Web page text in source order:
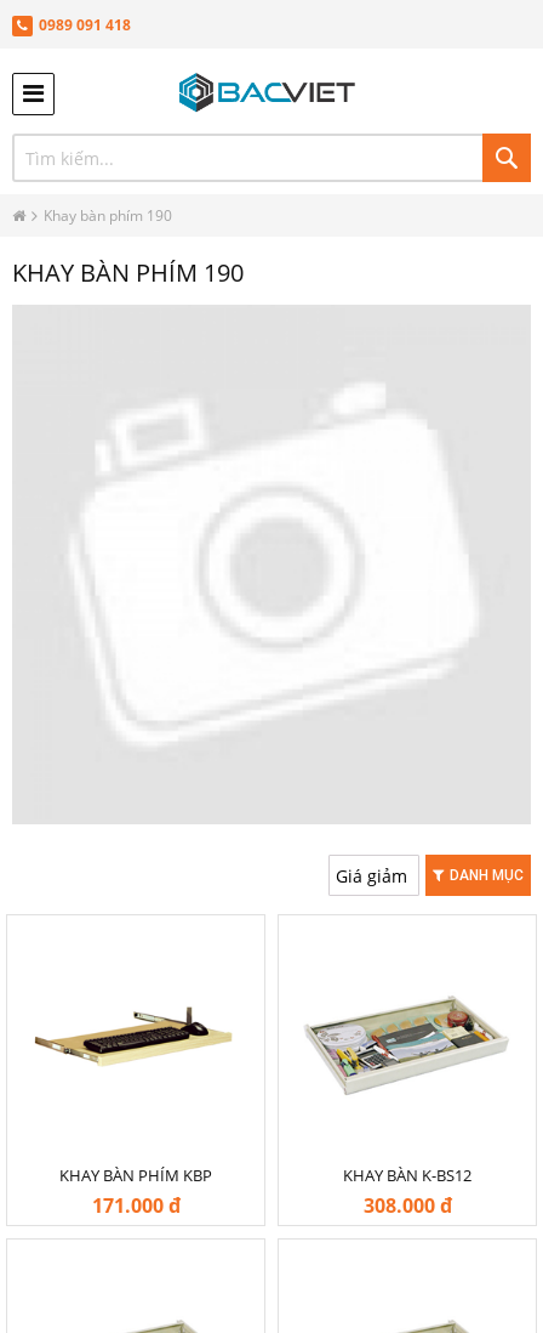
0989 091 418
Khay bàn phím 190
KHAY BÀN PHÍM 190
DANH MỤC
KHAY BÀN PHÍM KBP
171.000 đ
KHAY BÀN K-BS12
308.000 đ